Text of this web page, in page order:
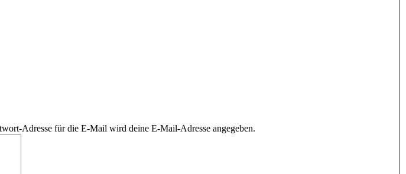
Adresse für die E-Mail wird deine E-Mail-Adresse angegeben.